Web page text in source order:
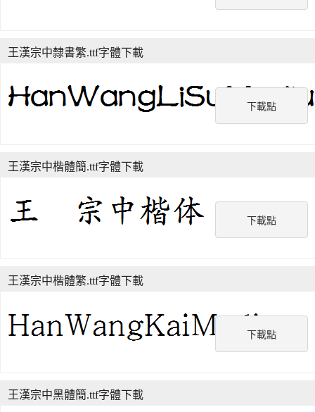
下載點
王漢宗中隸書繁.ttf字體下載
下載點
王漢宗中楷體簡.ttf字體下載
下載點
王漢宗中楷體繁.ttf字體下載
王漢宗中黑體簡.ttf字體下載